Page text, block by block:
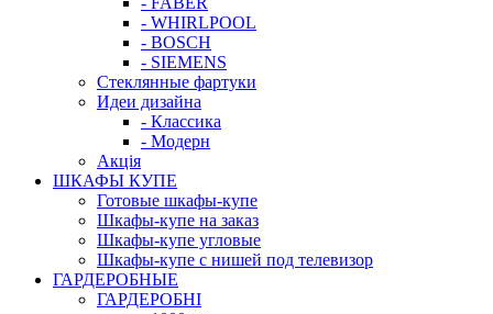
- WHIRLPOOL
- BOSCH
- SIEMENS
Стеклянные фартуки
Идеи дизайна
- Класcика
- Модерн
Акція
ШКАФЫ КУПЕ
Готовые шкафы-купе
Шкафы-купе на заказ
Шкафы-купе угловые
Шкафы-купе с нишей под телевизор
ГАРДЕРОБНЫЕ
ГАРДЕРОБНІ